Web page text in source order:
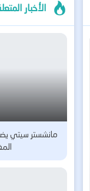
الأخبار
مانشستر سيتي